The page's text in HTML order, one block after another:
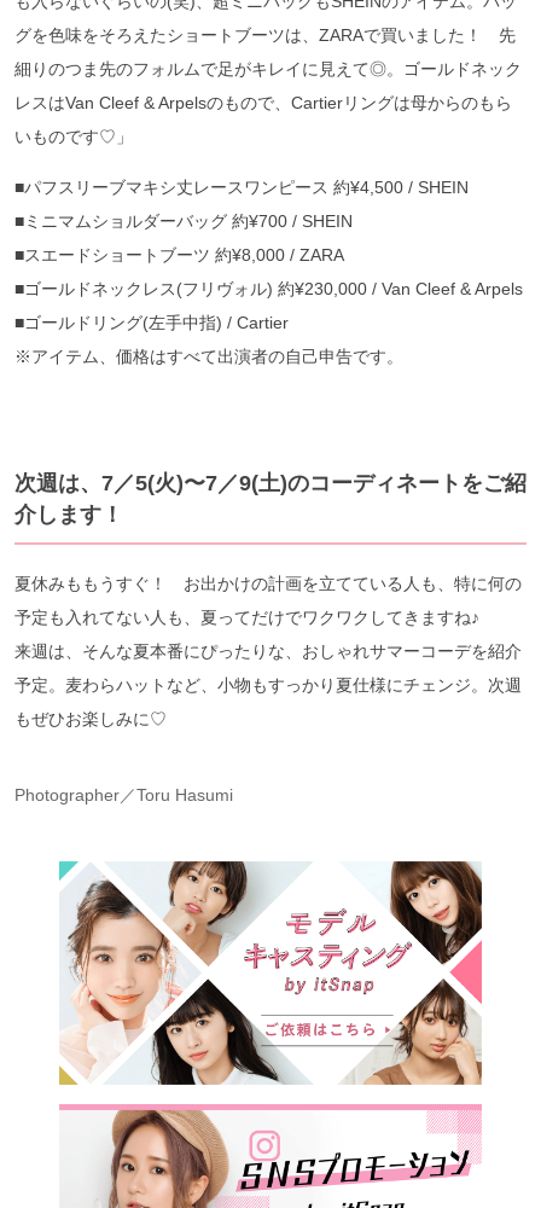
グを色味をそろえたショートブーツは、ZARAで買いました！ 先
細りのつま先のフォルムで足がキレイに見えて◎。ゴールドネック
レスはVan Cleef & Arpelsのもので、Cartierリングは母からのもら
いものです♡」
■パフスリーブマキシ丈レースワンピース 約¥4,500 / SHEIN
■ミニマムショルダーバッグ 約¥700 / SHEIN
■スエードショートブーツ 約¥8,000 / ZARA
■ゴールドネックレス(フリヴォル) 約¥230,000 / Van Cleef & Arpels
■ゴールドリング(左手中指) / Cartier
※アイテム、価格はすべて出演者の自己申告です。
次週は、7／5(火)〜7／9(土)のコーディネートをご紹
介します！
夏休みももうすぐ！ お出かけの計画を立てている人も、特に何の
予定も入れてない人も、夏ってだけでワクワクしてきますね♪
来週は、そんな夏本番にぴったりな、おしゃれサマーコーデを紹介
予定。麦わらハットなど、小物もすっかり夏仕様にチェンジ。次週
もぜひお楽しみに♡
Photographer／Toru Hasumi